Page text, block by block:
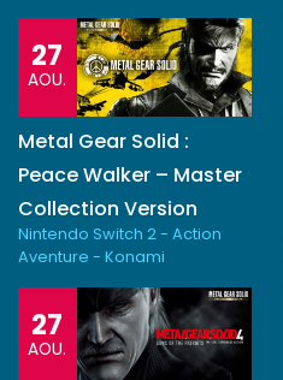
27
AOU.
Metal Gear Solid :
Peace Walker – Master
Collection Version
Nintendo Switch 2 - Action
Aventure - Konami
27
AOU.